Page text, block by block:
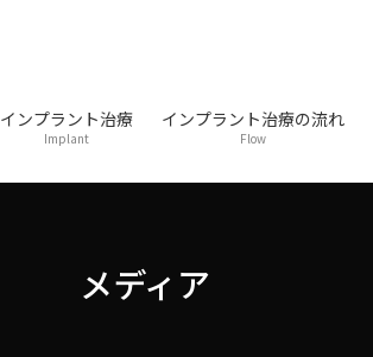
インプラント治療
Implant
インプラント治療の流れ
Flow
メディア